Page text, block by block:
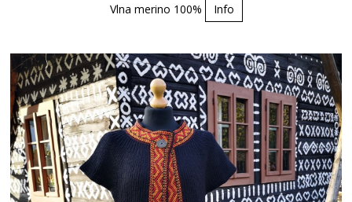
Vlna merino 100% Info